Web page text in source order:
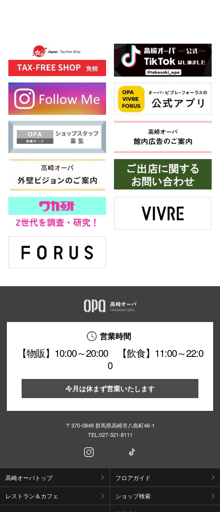
営業時間
【物販】10:00～20:00 【飲食】11:00～22:0
0
今月は休まず営業いたします
〒370-0849 群馬県高崎市八島町46-1
TEL:027-321-8111
高崎オーパトップ フロアガイド
レストラン＆カフェ ショップ検索